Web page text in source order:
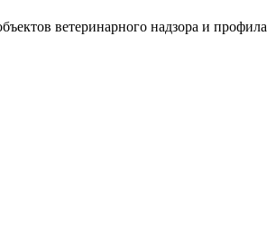
ветеринарного надзора и